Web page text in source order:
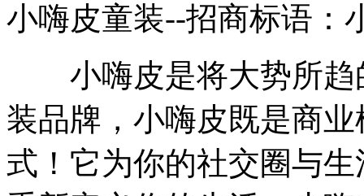
小嗨皮童装--招商标语：
小嗨皮是将大势所趋
装品牌，小嗨皮既是商
式！它为你的社交圈与